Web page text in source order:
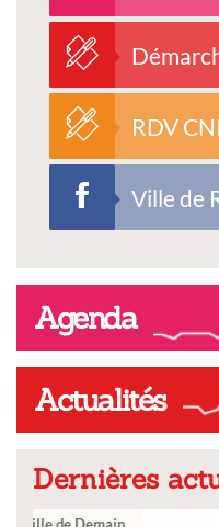
RDV
Ville de
Agenda
Actualités
Dernières